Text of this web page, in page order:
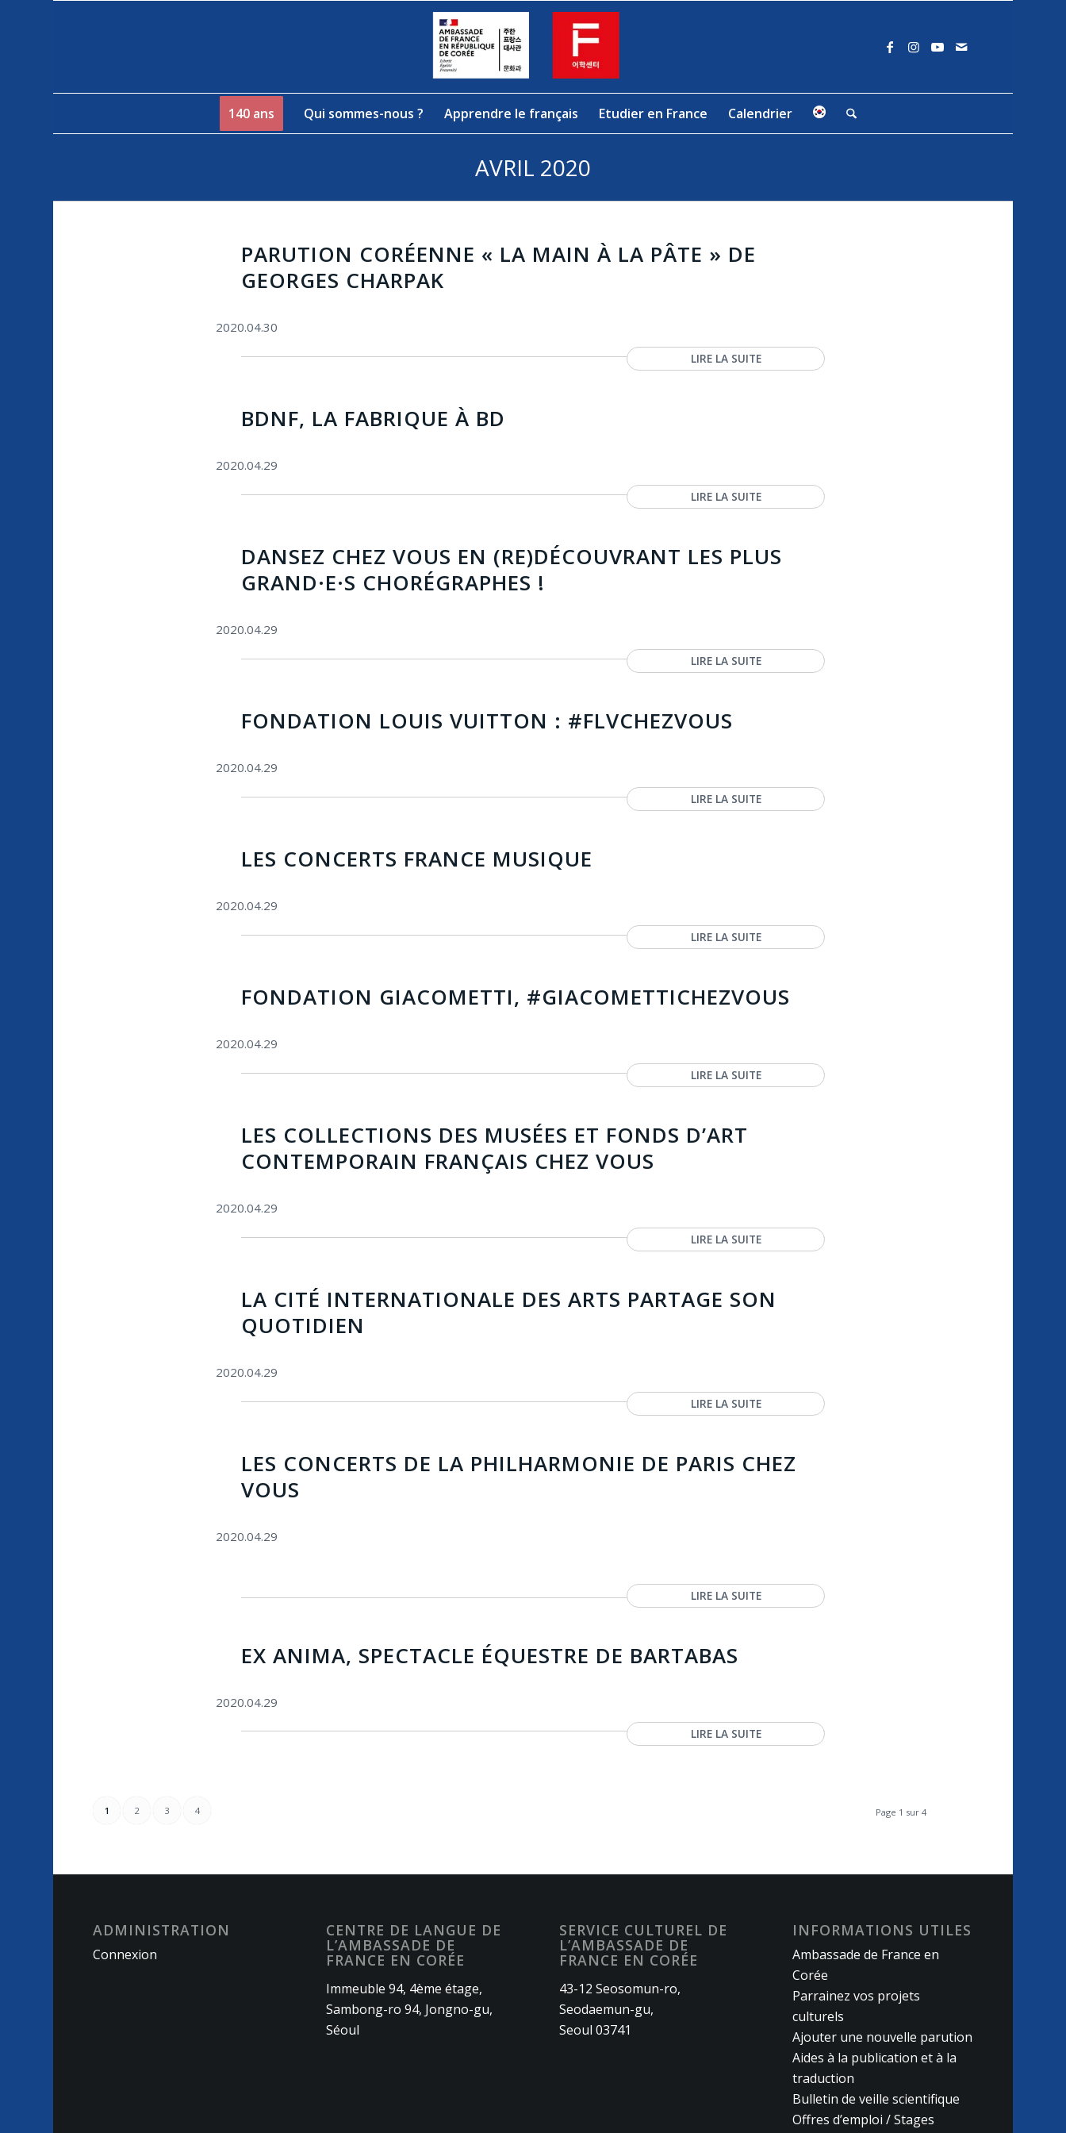
140 ans Qui sommes-nous ? Apprendre le français Etudier en France Calendrier
AVRIL 2020
PARUTION CORÉENNE « LA MAIN À LA PÂTE » DE
GEORGES CHARPAK
2020.04.30
LIRE LA SUITE
BDNF, LA FABRIQUE À BD
2020.04.29
LIRE LA SUITE
DANSEZ CHEZ VOUS EN (RE)DÉCOUVRANT LES PLUS
GRAND·E·S CHORÉGRAPHES !
2020.04.29
LIRE LA SUITE
FONDATION LOUIS VUITTON : #FLVCHEZVOUS
2020.04.29
LIRE LA SUITE
LES CONCERTS FRANCE MUSIQUE
2020.04.29
LIRE LA SUITE
FONDATION GIACOMETTI, #GIACOMETTICHEZVOUS
2020.04.29
LIRE LA SUITE
LES COLLECTIONS DES MUSÉES ET FONDS D’ART
CONTEMPORAIN FRANÇAIS CHEZ VOUS
2020.04.29
LIRE LA SUITE
LA CITÉ INTERNATIONALE DES ARTS PARTAGE SON
QUOTIDIEN
2020.04.29
LIRE LA SUITE
LES CONCERTS DE LA PHILHARMONIE DE PARIS CHEZ
VOUS
2020.04.29
LIRE LA SUITE
EX ANIMA, SPECTACLE ÉQUESTRE DE BARTABAS
2020.04.29
LIRE LA SUITE
Page 1 sur 4
1 2 3 4
ADMINISTRATION
Connexion
CENTRE DE LANGUE DE
L’AMBASSADE DE
FRANCE EN CORÉE
Immeuble 94, 4ème étage,
Sambong-ro 94, Jongno-gu,
Séoul
SERVICE CULTUREL DE
L’AMBASSADE DE
FRANCE EN CORÉE
43-12 Seosomun-ro,
Seodaemun-gu,
Seoul 03741
INFORMATIONS UTILES
Ambassade de France en
Corée
Parrainez vos projets
culturels
Ajouter une nouvelle parution
Aides à la publication et à la
traduction
Bulletin de veille scientifique
Offres d’emploi / Stages